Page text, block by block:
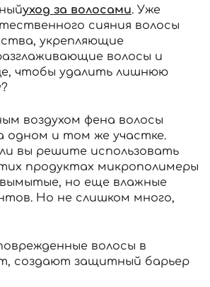
уход за волосами. Уже
сияния волосы
укрепляющие
волосы и
чтобы удалить лишнюю
воздухом фена волосы
одном и том же участке.
вы решите использовать
продуктах микрополимеры
но еще влажные
Но не слишком много,
волосы в
создают защитный барьер